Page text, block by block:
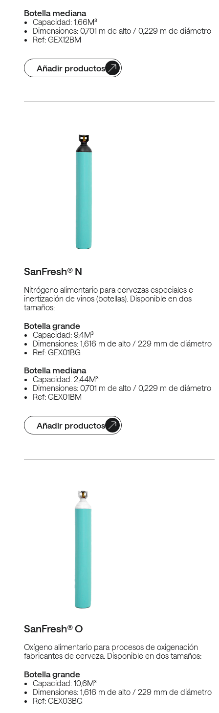
Botella mediana
Capacidad: 1,66M³
Dimensiones: 0,701 m de alto / 0,229 m de diámetro
Ref: GEX12BM
Añadir productos
SanFresh® N
Nitrógeno alimentario para cervezas especiales e
inertización de vinos (botellas). Disponible en dos
tamaños:
Botella grande
Capacidad: 9,4M³
Dimensiones: 1,616 m de alto / 229 mm de diámetro
Ref: GEX01BG
Botella mediana
Capacidad: 2,44M³
Dimensiones: 0,701 m de alto / 0,229 m de diámetro
Ref: GEX01BM
Añadir productos
SanFresh® O
Oxígeno alimentario para procesos de oxigenación
fabricantes de cerveza. Disponible en dos tamaños:
Botella grande
Capacidad: 10,6M³
Dimensiones: 1,616 m de alto / 229 mm de diámetro
Ref: GEX03BG